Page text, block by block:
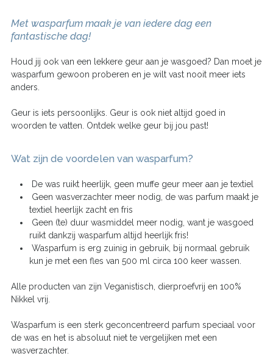
Met wasparfum maak je van iedere dag een
fantastische dag!
Houd jij ook van een lekkere geur aan je wasgoed? Dan moet je
wasparfum gewoon proberen en je wilt vast nooit meer iets
anders.
Geur is iets persoonlijks. Geur is ook niet altijd goed in
woorden te vatten. Ontdek welke geur bij jou past!
Wat zijn de voordelen van wasparfum?
De was ruikt heerlijk, geen muffe geur meer aan je textiel
Geen wasverzachter meer nodig, de was parfum maakt je
textiel heerlijk zacht en fris
Geen (te) duur wasmiddel meer nodig, want je wasgoed
ruikt dankzij wasparfum altijd heerlijk fris!
Wasparfum is erg zuinig in gebruik, bij normaal gebruik
kun je met een fles van 500 ml circa 100 keer wassen.
Alle producten van zijn Veganistisch, dierproefvrij en 100%
Nikkel vrij.
Wasparfum is een sterk geconcentreerd parfum speciaal voor
de was en het is absoluut niet te vergelijken met een
wasverzachter.